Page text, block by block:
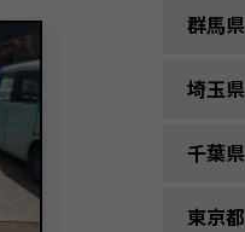
群馬県
埼玉県
千葉県
東京都